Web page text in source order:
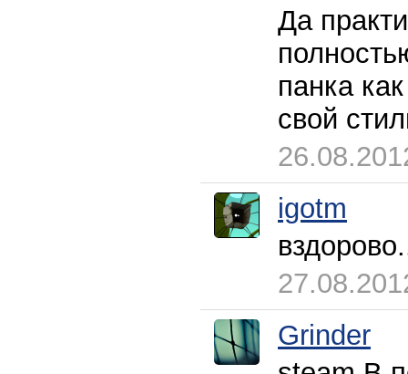
Да
панка
свой
igotm
Grinder